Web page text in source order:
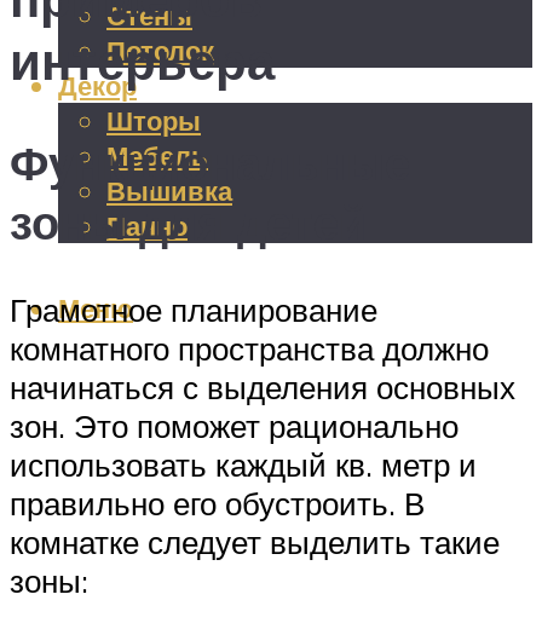
Стены
Потолок
Декор
Шторы
Мебель
Вышивка
Панно
Меню
интерьера
Функциональные
зоны для детей
Грамотное планирование
комнатного пространства должно
начинаться с выделения основных
зон. Это поможет рационально
использовать каждый кв. метр и
правильно его обустроить. В
комнатке следует выделить такие
зоны: